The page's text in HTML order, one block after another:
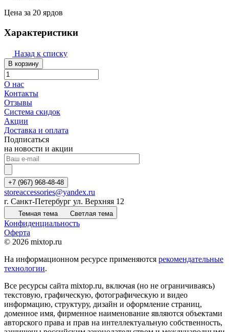
Цена за 20 ярдов
Характеристики
Назад к списку
В корзину
О нас
Контакты
Отзывы
Система скидок
Акции
Доставка и оплата
Подписаться
на новости и акции
+7 (967) 968-48-48
storeaccessories@yandex.ru
г. Санкт-Петербург ул. Верхняя 12
Темная тема Светлая тема
Конфиденциальность
Оферта
© 2026 mixtop.ru
На информационном ресурсе применяются рекомендательные
технологии.
Все ресурсы сайта mixtop.ru, включая (но не ограничиваясь)
текстовую, графическую, фотографическую и видео
информацию, структуру, дизайн и оформление страниц,
доменное имя, фирменное наименование являются объектами
авторского права и прав на интеллектуальную собственность,